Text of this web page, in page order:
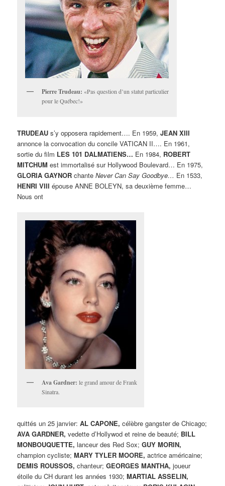
Pierre Trudeau: «Pas question d’un statut particulier
pour le Québec!»
TRUDEAU s’y opposera rapidement…. En 1959,JEAN XIII
annonce la convocation du concile VATICAN II…. En 1961,
sortie du film LES 101 DALMATIENS… En 1984, ROBERT
MITCHUM est immortalisé sur Hollywood Boulevard… En 1975,
GLORIA GAYNOR chanteNever Can Say Goodbye… En 1533,
HENRI VIII épouse ANNE BOLEYN, sa deuxième femme…
Nous ont
Ava Gardner: le grand amour de Frank
Sinatra.
quittés un 25 janvier:AL CAPONE, célèbre gangster de Chicago;
AVA GARDNER, vedette d’Hollywod et reine de beauté; BILL
MONBOUQUETTE, lanceur des Red Sox;GUY MORIN,
champion cycliste;MARY TYLER MOORE, actrice américaine;
DEMIS ROUSSOS, chanteur;GEORGES MANTHA, joueur
étoile du CH durant les années 1930;MARTIAL ASSELIN,